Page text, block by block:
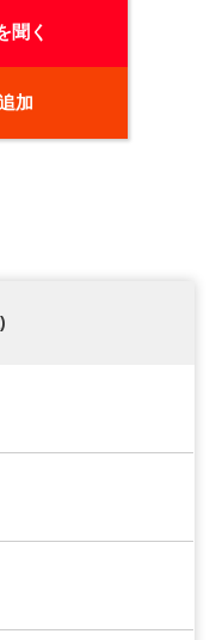
聞く
加